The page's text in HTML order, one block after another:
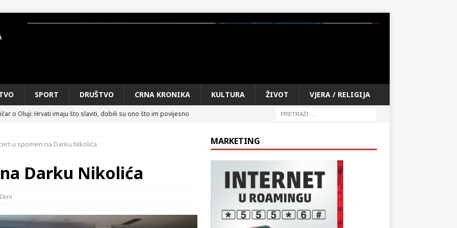
SPORT DRUŠTVO CRNA KRONIKA ŽIVOT
vala. Svježije u petak. Negdje stižu i pljuskovi.
RAT
Večer u kojoj Knin, iseljena i domovinska Hrvatska dišu
Darku Nikolića
MARKETING